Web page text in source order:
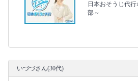
日本おそうじ代
部～
いづづさん(30代)